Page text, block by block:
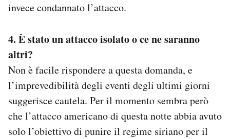
invece condannato l’attacco.
4. È stato un attacco isolato o ce ne saranno
altri?
Non è facile rispondere a questa domanda, e
l’imprevedibilità degli eventi degli ultimi giorni
suggerisce cautela. Per il momento sembra però
che l’attacco americano di questa notte abbia avuto
solo l’obiettivo di punire il regime siriano per il